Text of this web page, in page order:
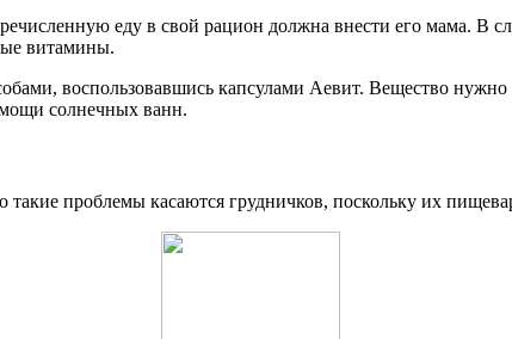
еду в свой рацион должна внести его мама. В
витамины.
воспользовавшись капсулами Аевит. Вещество нужно
солнечных ванн.
проблемы касаются грудничков, поскольку их